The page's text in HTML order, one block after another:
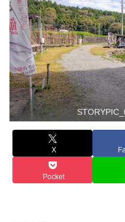
X
Pocket